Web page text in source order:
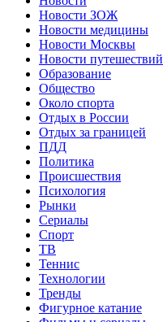
Новости ЗОЖ
Новости медицины
Новости Москвы
Новости путешествий
Образование
Общество
Около спорта
Отдых в России
Отдых за границей
ПДД
Политика
Происшествия
Психология
Рынки
Сериалы
Спорт
ТВ
Теннис
Технологии
Тренды
Фигурное катание